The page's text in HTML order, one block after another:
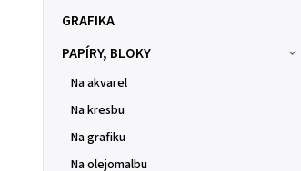
GRAFIKA
PAPÍRY, BLOKY
Na akvarel
Na kresbu
Na grafiku
Na olejomalbu